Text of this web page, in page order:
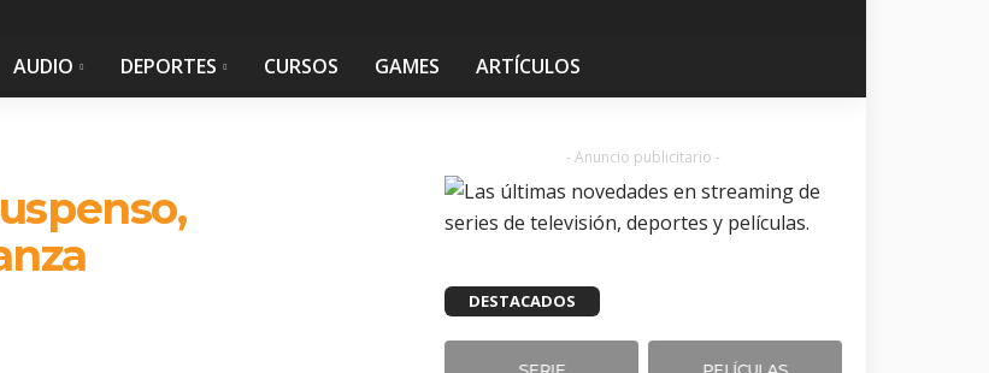
AUDIO DEPORTES CURSOS GAMES ARTÍCULOS
- Anuncio publicitario -
DESTACADOS
SERIE PELÍCULAS